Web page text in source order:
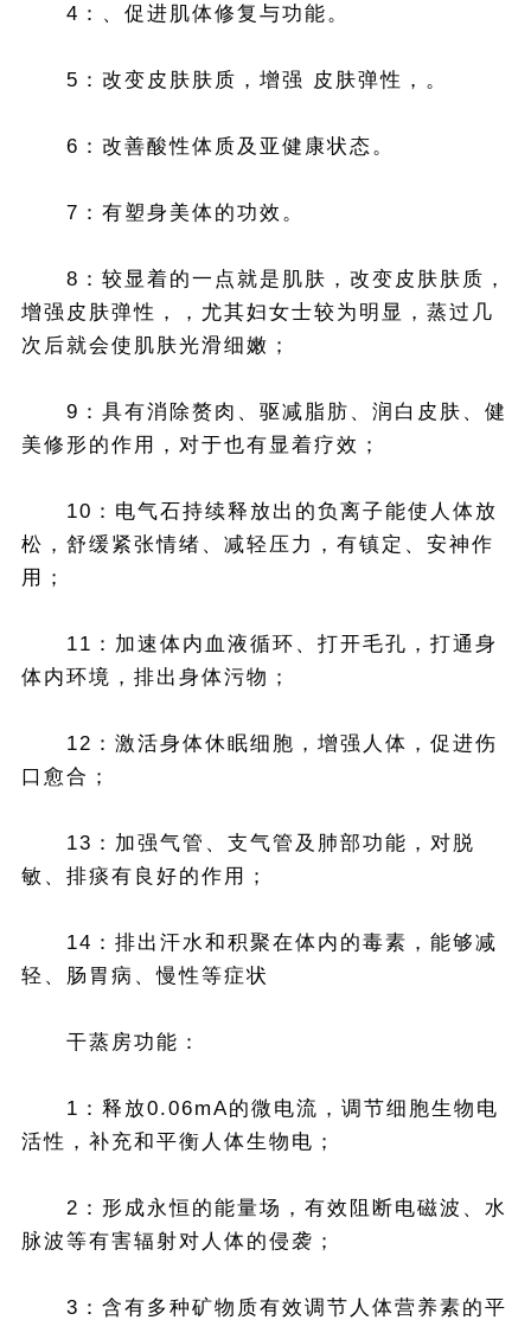
4：、促进肌体修复与功能。
5：改变皮肤肤质，增强 皮肤弹性，。
6：改善酸性体质及亚健康状态。
7：有塑身美体的功效。
8：较显着的一点就是肌肤，改变皮肤肤质，
增强皮肤弹性，，尤其妇女士较为明显，蒸过几
次后就会使肌肤光滑细嫩；
9：具有消除赘肉、驱减脂肪、润白皮肤、健
美修形的作用，对于也有显着疗效；
10：电气石持续释放出的负离子能使人体放
松，舒缓紧张情绪、减轻压力，有镇定、安神作
用；
11：加速体内血液循环、打开毛孔，打通身
体内环境，排出身体污物；
12：激活身体休眠细胞，增强人体，促进伤
口愈合；
13：加强气管、支气管及肺部功能，对脱
敏、排痰有良好的作用；
14：排出汗水和积聚在体内的毒素，能够减
轻、肠胃病、慢性等症状
干蒸房功能：
1：释放0.06mA的微电流，调节细胞生物电
活性，补充和平衡人体生物电；
2：形成永恒的能量场，有效阻断电磁波、水
脉波等有害辐射对人体的侵袭；
3：含有多种矿物质有效调节人体营养素的平